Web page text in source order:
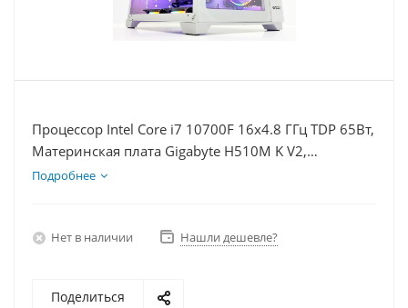
Процессор Intel Core i7 10700F 16x4.8 ГГц TDP 65Вт,
Материнская плата Gigabyte H510M K V2,
Видеокарта RTX 4080 16Гб, Память DDR4 32Gb,
Подробнее
Нет в наличии Нашли дешевле?
Поделиться